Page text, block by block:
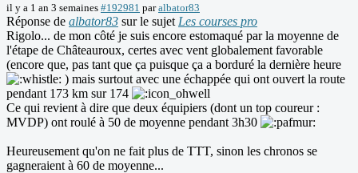
il y a 1 an 3 semaines #192981 paralbator83
Réponse de albator83 sur le sujet Les courses pro
Rigolo... de mon côté je suis encore estomaqué par la moyenne de
l'étape de Châteauroux, certes avec vent globalement favorable
(encore que, pas tant que ça puisque ça a borduré la dernière heure
) mais surtout avec une échappée qui ont ouvert la route
pendant 173 km sur 174
Ce qui revient à dire que deux équipiers (dont un top coureur :
MVDP) ont roulé à 50 de moyenne pendant 3h30
Heureusement qu'on ne fait plus de TTT, sinon les chronos se
gagneraient à 60 de moyenne...